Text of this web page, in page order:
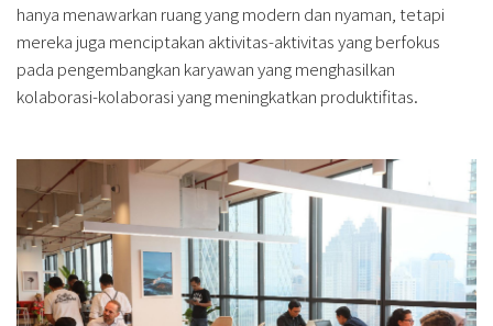
hanya menawarkan ruang yang modern dan nyaman, tetapi
mereka juga menciptakan aktivitas-aktivitas yang berfokus
pada pengembangkan karyawan yang menghasilkan
kolaborasi-kolaborasi yang meningkatkan produktifitas.